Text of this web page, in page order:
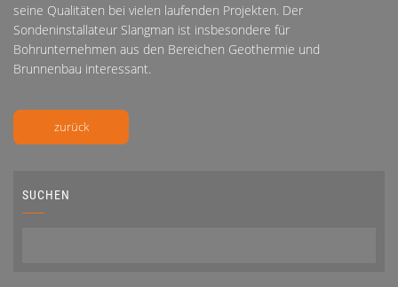
seine Qualitäten bei vielen laufenden Projekten. Der
Sondeninstallateur Slangman ist insbesondere für
Bohrunternehmen aus den Bereichen Geothermie und
Brunnenbau interessant.
zurück
SUCHEN